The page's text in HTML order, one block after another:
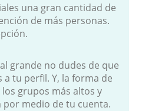
una gran cantidad de
de más personas.
grande no dudes de que
tu perfil. Y, la forma de
grupos más altos y
por medio de tu cuenta.